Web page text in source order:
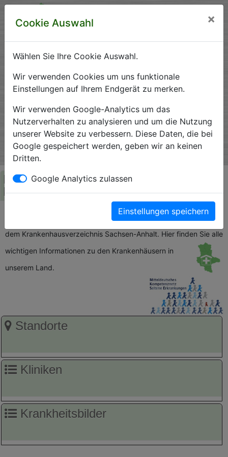
Krankenhausverzeichnis
Sachsen-Anhalt
Ein Service der Krankenhausgesellschaft Sachsen-Anhalt
e.V.
Herzlich Willkommen auf den Seiten der
Krankenhäuser Sachsen-Anhalts
Die Krankenhausgesellschaft Sachsen-Anhalt begrüßt Sie auf
dem Krankenhausverzeichnis Sachsen-Anhalt. Hier finden Sie alle
wichtigen Informationen zu den Krankenhäusern in
unserem Land.
Standorte
Kliniken
Krankheitsbilder
Cookie Auswahl ×
Wählen Sie Ihre Cookie Auswahl.
Wir verwenden Cookies um uns funktionale
Einstellungen auf Ihrem Endgerät zu merken.
Wir verwenden Google-Analytics um das
Nutzerverhalten zu analysieren und um die Nutzung
unserer Website zu verbessern. Diese Daten, die bei
Google gespeichert werden, geben wir an keinen
Dritten.
Google Analytics zulassen
Einstellungen speichern